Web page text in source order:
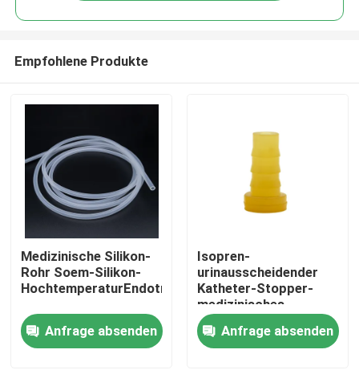
Startseite
Produkte
Empfohlene Produkte
Medizinische Silikon-
Rohr Soem-Silikon-
HochtemperaturEndotrachealtubus
Anfrage absenden
Isopren-
urinausscheidender
Katheter-Stopper-
medizinisches
Silikonkautschuk-Gelb
Anfrage absenden